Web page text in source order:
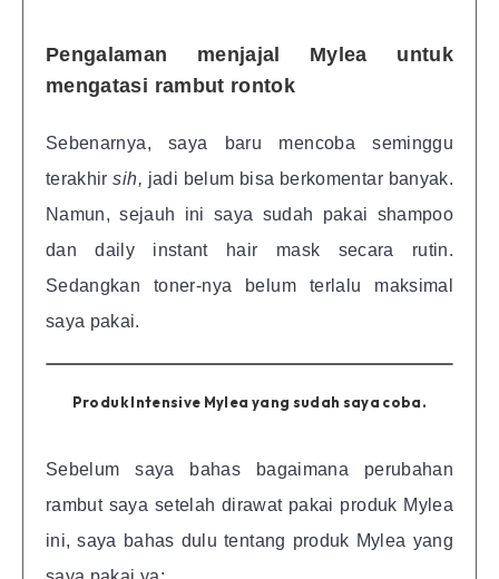
Pengalaman menjajal Mylea untuk
mengatasi rambut rontok
Sebenarnya, saya baru mencoba seminggu
terakhirsih, jadi belum bisa berkomentar banyak.
Namun, sejauh ini saya sudah pakai shampoo
dan daily instant hair mask secara rutin.
Sedangkan toner-nya belum terlalu maksimal
saya pakai.
Produk Intensive Mylea yang sudah saya coba.
Sebelum saya bahas bagaimana perubahan
rambut saya setelah dirawat pakai produk Mylea
ini, saya bahas dulu tentang produk Mylea yang